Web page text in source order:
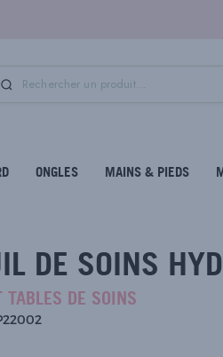
ONGLES MAINS & PIEDS
DE SOINS
TABLES DE SOINS